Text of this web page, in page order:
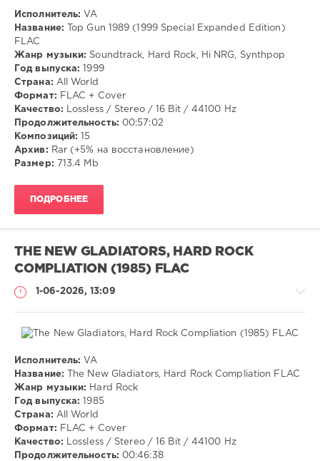
Музыка
VANGOG19
43
Hi
Synthpop
Исполнитель: VA
Название: Top Gun 1989 (1999 Special Expanded Edition)
FLAC
Жанр музыки: Soundtrack, Hard Rock, Hi NRG, Synthpop
Год выпуска:
1999
Страна: All World
Формат: FLAC + Cover
Качество: Lossless / Stereo / 16 Bit / 44100 Hz
Продолжительность: 00:57:02
Композиций:
15
Архив: Rar (+5% на восстановление)
Размер: 713.4 Mb
ПОДРОБНЕЕ
THE NEW GLADIATORS, HARD ROCK
COMPLIATION (1985) FLAC
1-06-2026, 13:09
Музыка
VANGOG19
Исполнитель: VA
Название: The New Gladiators, Hard Rock Compliation FLAC
Жанр музыки:
Hard Rock
Год выпуска:
1985
Страна: All World
Формат: FLAC + Cover
Качество: Lossless / Stereo / 16 Bit / 44100 Hz
Продолжительность: 00:46:38